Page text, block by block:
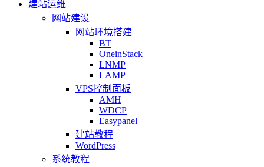
建站运维
网站建设
网站环境搭建
BT
OneinStack
LNMP
LAMP
VPS控制面板
AMH
WDCP
Easypanel
建站教程
WordPress
系统教程